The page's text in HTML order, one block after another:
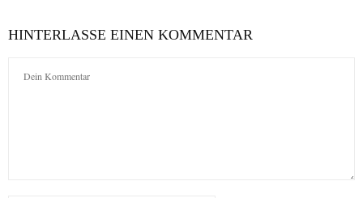
HINTERLASSE EINEN KOMMENTAR